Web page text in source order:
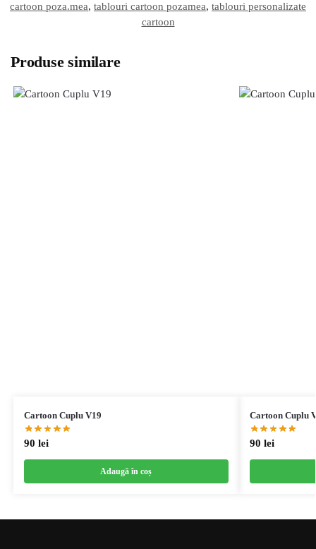
cartoon poza.mea, tablouri cartoon pozamea, tablouri personalizate
cartoon
Produse similare
Cartoon Cuplu V19
90 lei
Adaugă în coș
Cartoon Cuplu
90 lei